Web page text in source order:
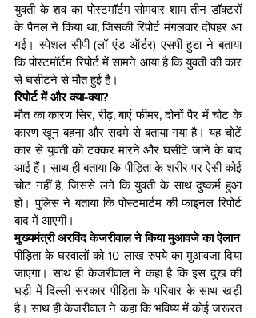
युवती के शव का पोस्टमॉर्टम सोमवार शाम तीन डॉक्टरों
के पैनल ने किया था, जिसकी रिपोर्ट मंगलवार दोपहर आ
गई। स्पेशल सीपी (लॉ एंड ऑर्डर) एसपी हुडा ने बताया
कि पोस्टमॉर्टम रिपोर्ट में सामने आया है कि युवती की कार
से घसीटने से मौत हुई है।
रिपोर्ट में और क्या-क्या?
मौत का कारण सिर, रीढ़, बाएं फीमर, दोनों पैर में चोट के
कारण खून बहना और सदमे से बताया गया है। यह चोटें
कार से युवती को टक्कर मारने और घसीटे जाने के बाद
आई हैं। साथ ही बताया कि पीड़िता के शरीर पर ऐसी कोई
चोट नहीं है, जिससे लगे कि युवती के साथ दुष्कर्म हुआ
हो। पुलिस ने बताया कि पोस्टमार्टम की फाइनल रिपोर्ट
बाद में आएगी।
मुख्यमंत्री अरविंद केजरीवाल ने किया मुआवजे का ऐलान
पीड़िता के घरवालों को 10 लाख रुपये का मुआवजा दिया
जाएगा। साथ ही केजरीवाल ने कहा है कि इस दुख की
घड़ी में दिल्ली सरकार पीड़िता के परिवार के साथ खड़ी
है। साथ ही केजरीवाल ने कहा कि भविष्य में कोई जरूरत